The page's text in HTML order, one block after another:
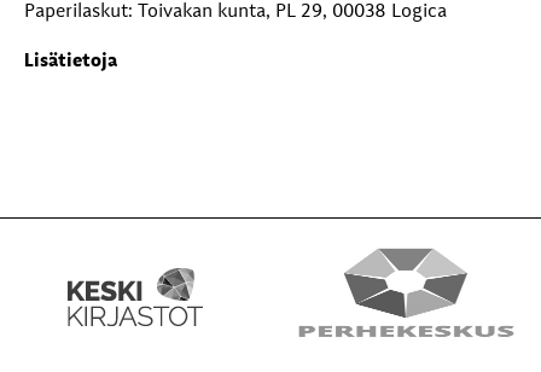
Paperilaskut: Toivakan kunta, PL 29, 00038 Logica
Lisätietoja